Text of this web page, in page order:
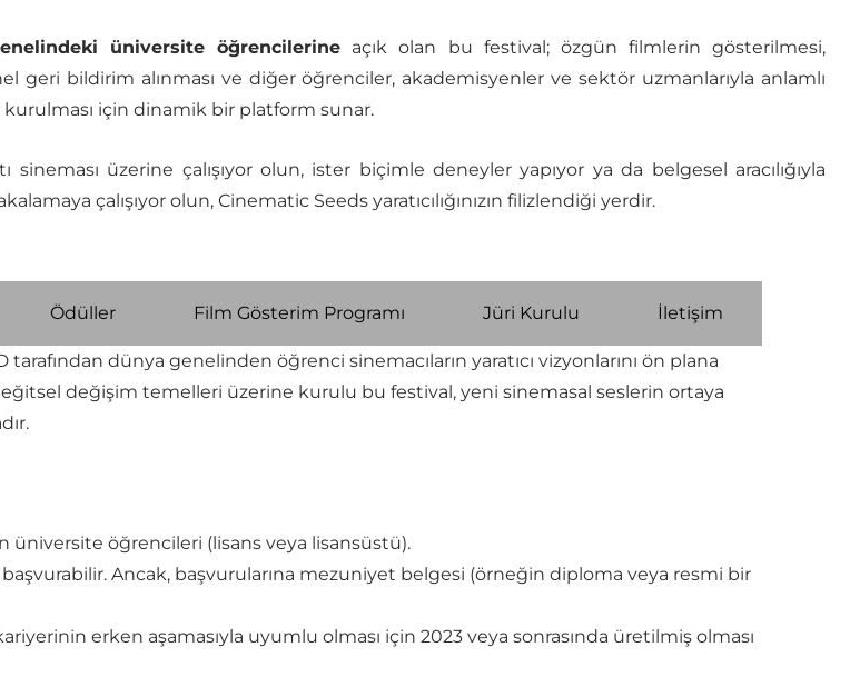
üniversite öğrencilerine açık olan bu festival; özgün filmlerin gösterilmesi,
geri bildirim alınması ve diğer öğrenciler, akademisyenler ve sektör uzmanlarıyla anlamlı
için dinamik bir platform sunar.
sineması üzerine çalışıyor olun, ister biçimle deneyler yapıyor ya da belgesel aracılığıyla
çalışıyor olun, Cinematic Seeds yaratıcılığınızın filizlendiği yerdir.
Ödüller Film Gösterim Programı Jüri Kurulu İletişim
tarafından dünya genelinden öğrenci sinemacıların yaratıcı vizyonlarını ön plana
eğitsel değişim temelleri üzerine kurulu bu festival, yeni sinemasal seslerin ortaya
üniversite öğrencileri (lisans veya lisansüstü).
Ancak, başvurularına mezuniyet belgesi (örneğin diploma veya resmi bir
erken aşamasıyla uyumlu olması için 2023 veya sonrasında üretilmiş olması